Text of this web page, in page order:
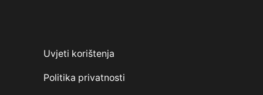
Uvjeti korištenja
Politika privatnosti